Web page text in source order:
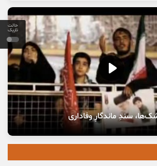
حالت
تاریک
سندِ ماندگارِ وفاداری